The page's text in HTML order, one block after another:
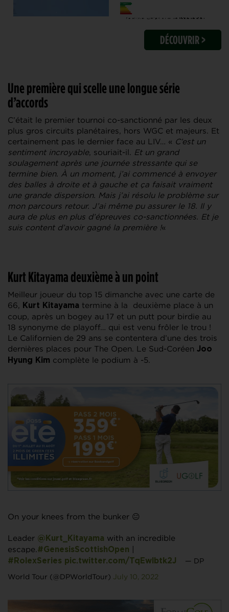
DÉCOUVRIR >
Une première qui scelle une longue série
d’accords
C’était le premier tournoi co-sanctionné par les deux
plus gros circuits planétaires, hors WGC et majeurs. Et
certainement pas le dernier face au LIV… « C’est un
sentiment incroyable, souriait-il. Et un grand
soulagement après une journée stressante qui se
termine bien. À un moment, j’ai commencé à envoyer
des balles à droite et à gauche et ça faisait vraiment
une grande dispersion. Mais j’ai résolu le problème sur
mon parcours retour. J’ai même pu assurer le 18. Il y
aura de plus en plus d’épreuves co-sanctionnées. Et je
suis content d’avoir gagné la première !«
Kurt Kitayama deuxième à un point
Meilleur joueur du top 15 dimanche avec une carte de
66,
Kurt Kitayama termine à la deuxième place à un
coup, après un bogey au 17 et un putt pour birdie au
18 synonyme de playoff… qui est venu frôler le trou !
Le Californien de 29 ans se contentera d’une des trois
dernières places pour The Open. Le Sud-Coréen Joo
Hyung Kim complète le podium à -5.
On your knees from the bunker 😐
Leader @Kurt_Kitayama with an incredible
escape. #GenesisScottishOpen
#RolexSeries pic.twitter.com/TqEwlbtk2J — DP
World Tour (@DPWorldTour) July 10, 2022